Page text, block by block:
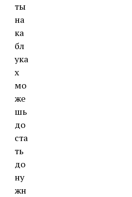
ты
на
ка
бл
ука
х
мо
же
шь
до
ста
ть
до
ну
жн